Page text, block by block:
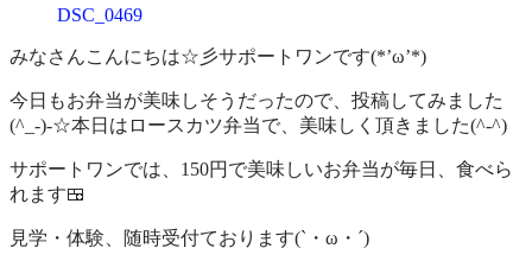
所
サ
ー
ト
ン
品
覧
DSC_0469
みなさんこんにちは☆彡サポートワンです(*’ω’*)
今日もお弁当が美味しそうだったので、投稿してみました
(^_-)-☆本日はロースカツ弁当で、美味しく頂きました(^-^)
サポートワンでは、150円で美味しいお弁当が毎日、食べら
れます🍱
見学・体験、随時受付ております(`・ω・´)